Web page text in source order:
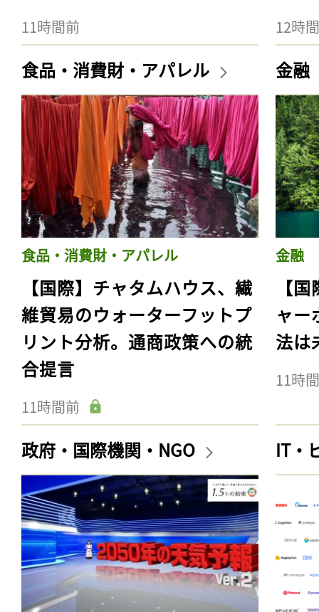
11時間前 12時
食品・消費財・アパレル
食品・消費財・アパレル
【国際】チャタムハウス、繊
維貿易のウォーターフットプ
リント分析。通商政策への統
合提言
11時間前
金融
金融
【
ャー
法は
11時
政府・国際機関・NGO IT・